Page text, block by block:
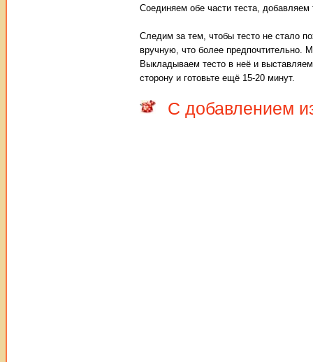
Соединяем обе части теста,
Следим за тем, чтобы тесто не стало
вручную, что более предпочтительно.
Выкладываем тесто в неё и
сторону и готовьте ещё 15-20 минут.
С добавлением